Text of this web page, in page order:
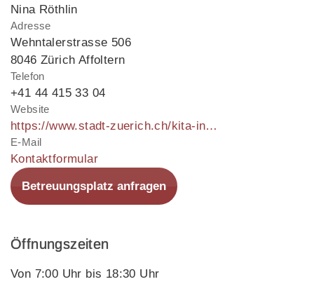
Nina Röthlin
Adresse
Wehntalerstrasse 506
8046 Zürich Affoltern
Telefon
+41 44 415 33 04
Website
https://www.stadt-zuerich.ch/kita-inboeden
E-Mail
Kontaktformular
Betreuungsplatz anfragen
Öffnungszeiten
Von 7:00 Uhr bis 18:30 Uhr